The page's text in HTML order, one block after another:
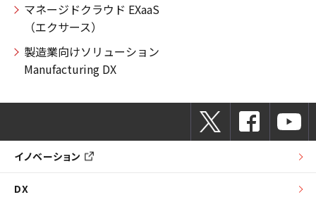
マネージドクラウド EXaaS
（エクサース）
製造業向けソリューション
Manufacturing DX
イノベーション
DX